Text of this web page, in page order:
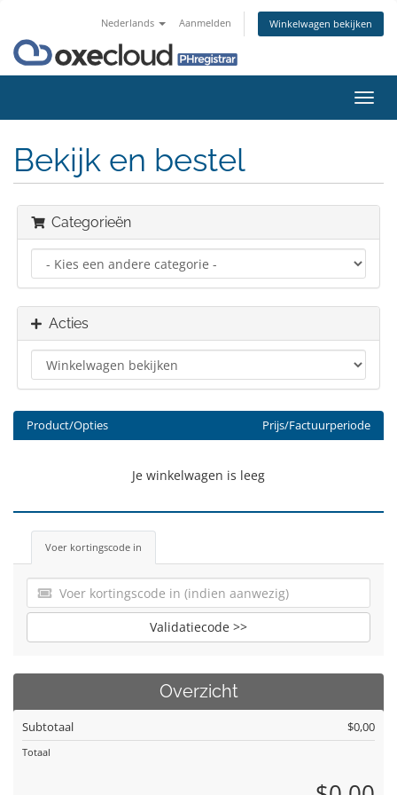
Nederlands Aanmelden Winkelwagen bekijken
in-/
Bekijk en bestel
Categorieën
Acties
Product/Opties Prijs/Factuurperiode
Je winkelwagen is leeg
Voer kortingscode in
Validatiecode >>
Overzicht
Subtotaal $0,00
Totaal